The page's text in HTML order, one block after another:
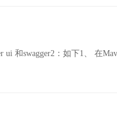
和swagger2：如下1、 在